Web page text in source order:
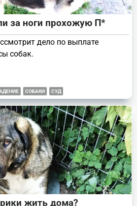
за ноги прохожую П*
дело по выплате
собак.
СОБАКИ СУД
жить дома?